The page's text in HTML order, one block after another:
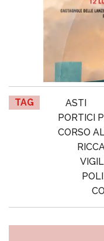
TAG ASTI
PORTICI
CORSO